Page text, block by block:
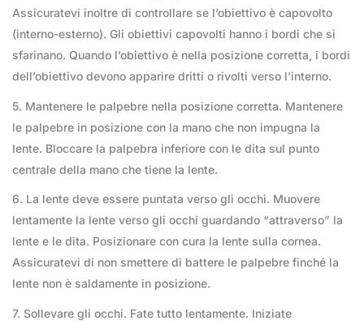
Assicuratevi inoltre di controllare se l’obiettivo è capovolto
(interno-esterno). Gli obiettivi capovolti hanno i bordi che si
sfarinano. Quando l’obiettivo è nella posizione corretta, i bordi
dell’obiettivo devono apparire dritti o rivolti verso l’interno.
5. Mantenere le palpebre nella posizione corretta. Mantenere
le palpebre in posizione con la mano che non impugna la
lente. Bloccare la palpebra inferiore con le dita sul punto
centrale della mano che tiene la lente.
6. La lente deve essere puntata verso gli occhi. Muovere
lentamente la lente verso gli occhi guardando “attraverso” la
lente e le dita. Posizionare con cura la lente sulla cornea.
Assicuratevi di non smettere di battere le palpebre finché la
lente non è saldamente in posizione.
7. Sollevare gli occhi. Fate tutto lentamente. Iniziate